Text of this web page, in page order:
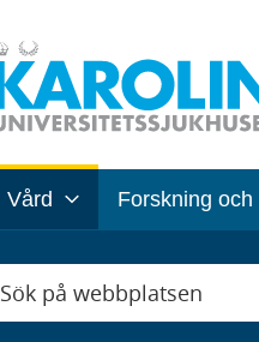
Vård Forskning och
Sök på webbplatsen